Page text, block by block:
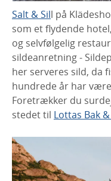
Salt & Sill på
som et flydende
og selvfølgelig
sildeanretning -
her serveres sild, da
hundrede år har
Foretrækker du
stedet til Lottas Bak